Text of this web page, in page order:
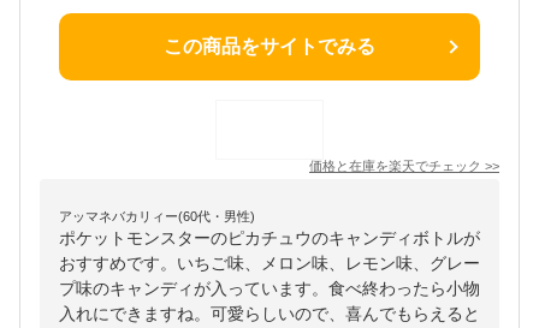
この商品をサイトでみる
価格と在庫を楽天でチェック >>
アッマネバカリィー(60代・男性)
ポケットモンスターのピカチュウのキャンディボトルが
おすすめです。いちご味、メロン味、レモン味、グレー
プ味のキャンディが入っています。食べ終わったら小物
入れにできますね。可愛らしいので、喜んでもらえると